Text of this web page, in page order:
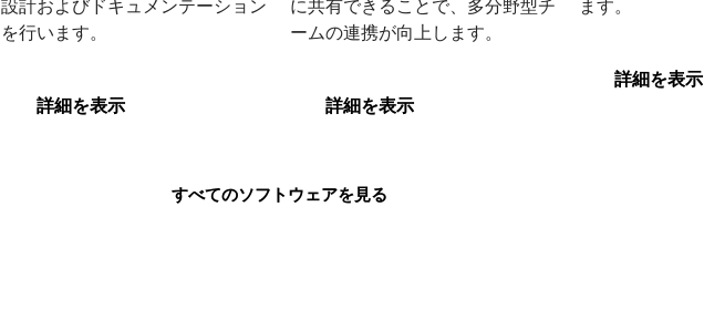
OpenRoads Designer
設計およびドキュメンテーション
を行います。
詳細を表示
STAAD
に共有できることで、多分野型チ
ームの連携が向上します。
詳細を表示
PLAXIS 3D
ます。
詳細を表示
すべてのソフトウェアを見る